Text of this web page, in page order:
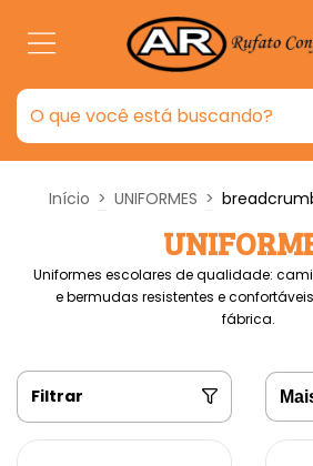
Início > UNIFORMES >
Uniformes escolares de qualidade:
e bermudas resistentes e
fábrica.
Filtrar